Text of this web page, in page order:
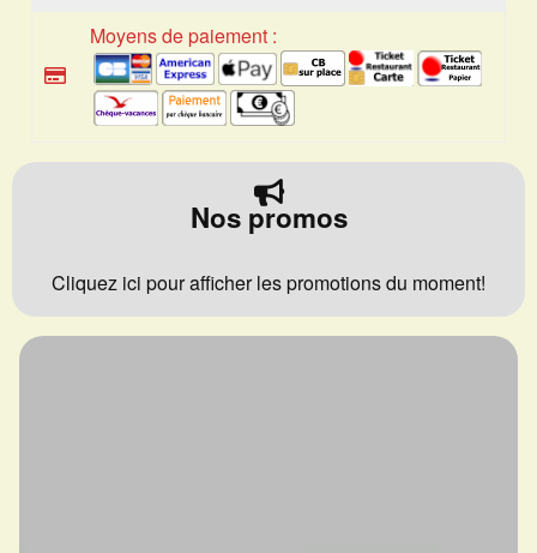
Moyens de paiement :
Nos promos
Cliquez ici pour afficher les promotions du moment!